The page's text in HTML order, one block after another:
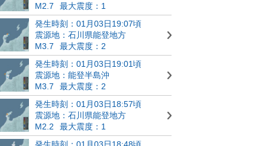
M2.7
最大震度：1
発生時刻：01月03日19:07頃
震源地：石川県能登地方
M3.7
最大震度：2
発生時刻：01月03日19:01頃
震源地：能登半島沖
M3.7
最大震度：2
発生時刻：01月03日18:57頃
震源地：石川県能登地方
M2.2
最大震度：1
発生時刻：01月03日18:48頃